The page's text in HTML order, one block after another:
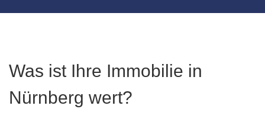
Was ist Ihre Immobilie in
Nürnberg wert?